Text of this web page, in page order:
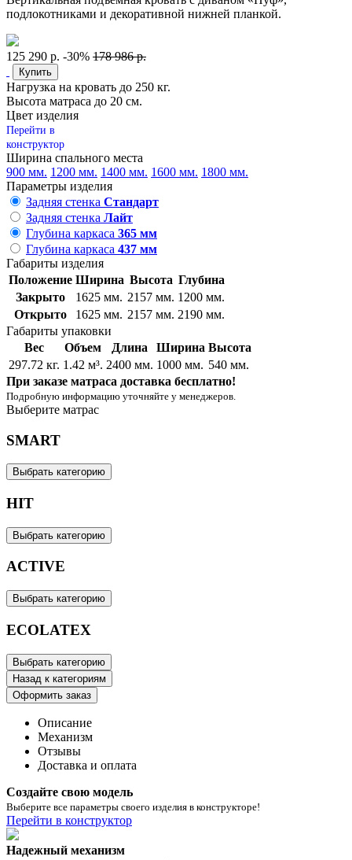
подлокотниками и декоративной нижней планкой.
125 290 р. -30% 178 986 р.
Купить
Нагрузка на кровать до 250 кг.
Высота матраса до 20 см.
Цвет изделия
Перейти в
конструктор
Ширина спального места
900 мм. 1200 мм. 1400 мм. 1600 мм. 1800 мм.
Параметры изделия
Задняя стенка Стандарт
Задняя стенка Лайт
Глубина каркаса 365 мм
Глубина каркаса 437 мм
Габариты изделия
Положение Ширина Высота Глубина
Закрыто
1625 мм. 2157 мм. 1200 мм.
Открыто
1625 мм. 2157 мм. 2190 мм.
Габариты упаковки
Вес
Объем Длина Ширина Высота
297.72 кг. 1.42 м³. 2400 мм. 1000 мм. 540 мм.
При заказе матраса доставка бесплатно!
Подробную информацию уточняйте у менеджеров.
Выберите матрас
SMART
Выбрать категорию
HIT
Выбрать категорию
ACTIVE
Выбрать категорию
ECOLATEX
Выбрать категорию
Назад к категориям
Оформить заказ
Описание
Механизм
Отзывы
Доставка и оплата
Создайте свою модель
Выберите все параметры своего изделия в конструкторе!
Перейти в конструктор
Надежный механизм